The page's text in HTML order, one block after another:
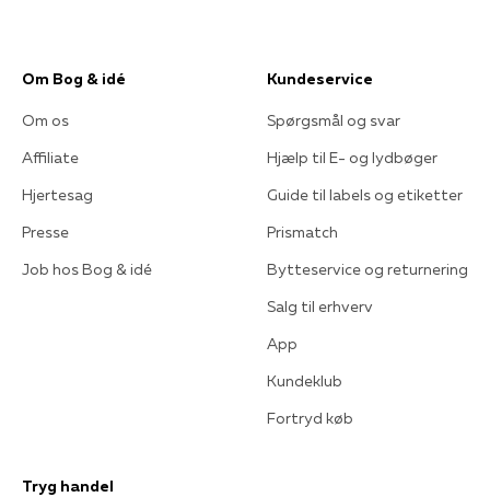
Om Bog & idé
Om os
Affiliate
Hjertesag
Presse
Job hos Bog & idé
Kundeservice
Spørgsmål og svar
Hjælp til E- og lydbøger
Guide til labels og etiketter
Prismatch
Bytteservice og returnering
Salg til erhverv
App
Kundeklub
Fortryd køb
Tryg handel